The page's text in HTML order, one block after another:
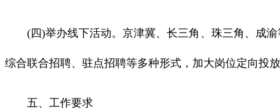
(四)举办线下活动。京津冀、长三角、珠三角、成渝
综合联合招聘、驻点招聘等多种形式，加大岗位定向投放
五、工作要求